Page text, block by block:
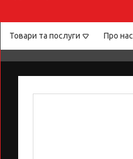
Товари та послуги Про нас